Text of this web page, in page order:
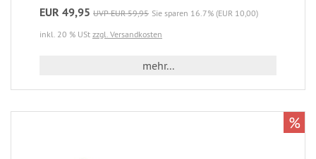
EUR 49,95 UVP EUR 59,95 Sie sparen 16.7% (EUR 10,00)
inkl. 20 % USt zzgl. Versandkosten
mehr...
%